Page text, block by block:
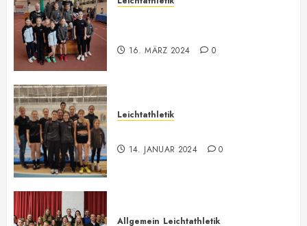
16. MÄRZ 2024 0
Leichtathletik
14. JANUAR 2024 0
Allgemein Leichtathletik